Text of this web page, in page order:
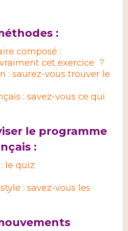
:
composé :
cet exercice ?
: saurez-vous trouver le
: savez-vous ce qui
le programme
:
le quiz
: savez-vous les